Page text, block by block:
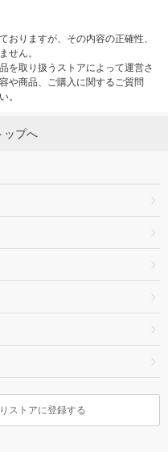
おりますが、その内容の正確性、
せん。
を取り扱うストアによって運営さ
や商品、ご購入に関するご質問
。
ップへ
ストアに登録する